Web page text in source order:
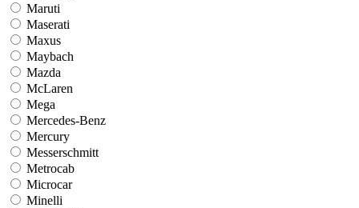
Maruti
Maserati
Maxus
Maybach
Mazda
McLaren
Mega
Mercedes-Benz
Mercury
Messerschmitt
Metrocab
Microcar
Minelli